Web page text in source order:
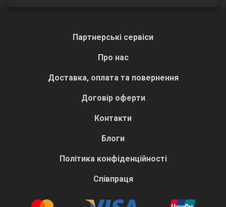
Партнерські сервіси
Про нас
Доставка, оплата та повернення
Договір оферти
Контакти
Блоги
Політика конфіденційності
Співпраця